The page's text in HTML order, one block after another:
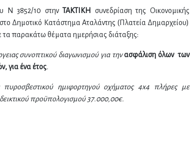
Ν 3852/10 στηνΤΑΚΤΙΚΗ συνεδρίαση της Οικονομικής
Δημοτικό Κατάστημα Αταλάντης (Πλατεία Δημαρχείου)
τα παρακάτω θέματα ημερήσιας διάταξης:
συνοπτικού διαγωνισμού για τηνασφάλιση όλων των
για ένα έτος.
πυροσβεστικού ημιφορτηγού οχήματος 4x4 πλήρες με
προϋπολογισμού 37.000,00€.